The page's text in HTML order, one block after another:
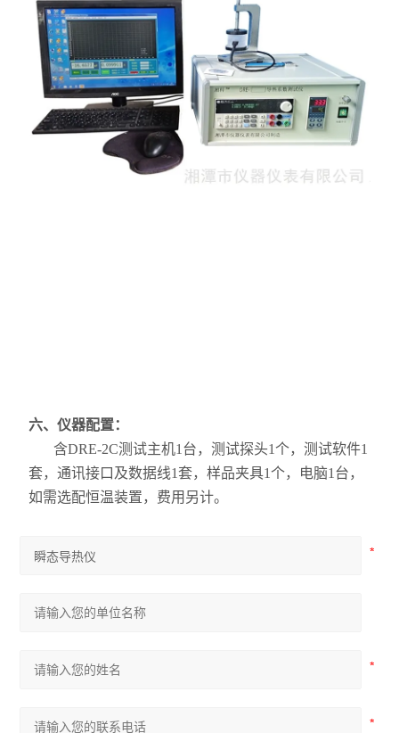
六、仪器配置：
含DRE-2C测试主机1台，测试探头1个，测试软件1
套，通讯接口及数据线1套，样品夹具1个，电脑1台，
如需选配恒温装置，费用另计。